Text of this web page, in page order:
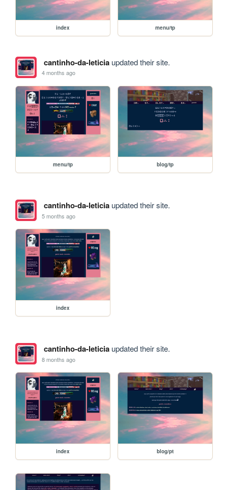
index menu/tp
cantinho-da-leticiaupdated their site.
4 months ago
menu/tp blog/tp
cantinho-da-leticiaupdated their site.
5 months ago
index
cantinho-da-leticiaupdated their site.
8 months ago
index blog/pt